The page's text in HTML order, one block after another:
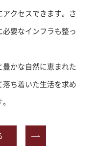
クセスできます。さ
要なインフラも整っ
かな自然に恵まれた
ち着いた生活を求め